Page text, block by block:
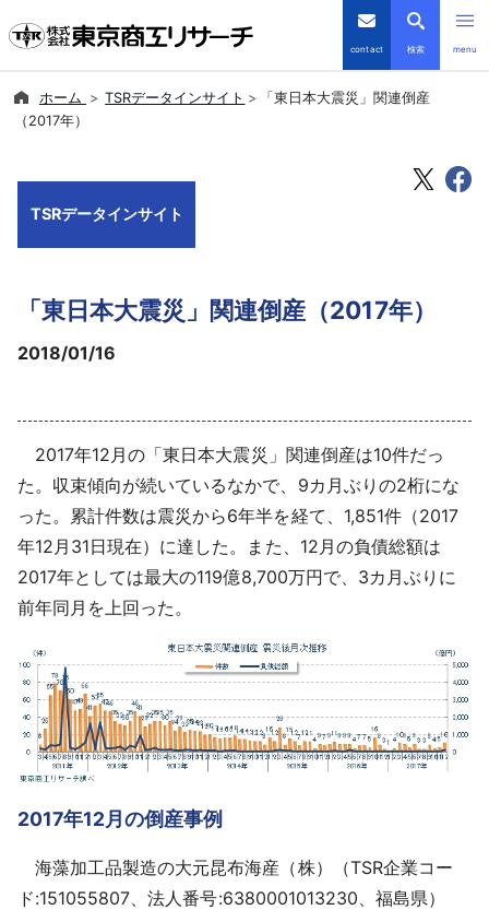
contact 検索 menu
導入事例
採用情報
よくあるご質問
ホーム TSRデータインサイト
「東日本大震災」関連倒産
（2017年）
TSRデータインサイト
「東日本大震災」関連倒産（2017年）
2018/01/16
2017年12月の「東日本大震災」関連倒産は10件だっ
た。収束傾向が続いているなかで、9カ月ぶりの2桁にな
った。累計件数は震災から6年半を経て、1,851件（2017
年12月31日現在）に達した。また、12月の負債総額は
2017年としては最大の119億8,700万円で、3カ月ぶりに
前年同月を上回った。
2017年12月の倒産事例
海藻加工品製造の大元昆布海産（株）（TSR企業コー
ド:151055807、法人番号:6380001013230、福島県）